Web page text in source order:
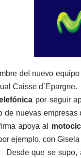
del nuevo
Caisse d´Epargne.
por seguir
de nuevas
apoya al
ejemplo, con Gisela
Desde que se supo,